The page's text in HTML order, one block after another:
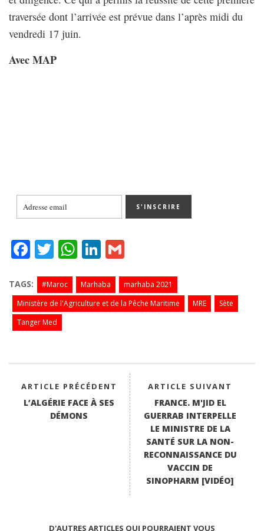
traversée dont l’arrivée est prévue dans l’après midi du
vendredi 17 juin.
Avec MAP
Fa
bo
ok
T
tte
r
W
ts
A
Li
ed
In
ail
TAGS: #Maroc Marhaba
marhaba 2021
Ministère de l'Agriculture et de la Pêche Maritime
MRE
Sète
Tanger Med
ARTICLE PRÉCÉDENT
L’ALGÉRIE FACE À SES
DÉMONS
ARTICLE SUIVANT
FRANCE. M'JID EL
GUERRAB INTERPELLE
LE MINISTRE DE LA
SANTÉ SUR LA NON-
RECONNAISSANCE DU
VACCIN DE
SINOPHARM [VIDÉO]
D'AUTRES ARTICLES QUI POURRAIENT VOUS